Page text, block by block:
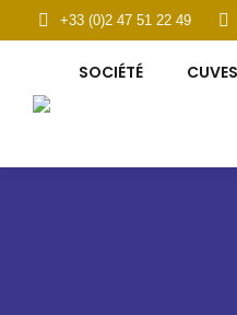
+33 (0)2 47 51 22 49
SOCIÉTÉ